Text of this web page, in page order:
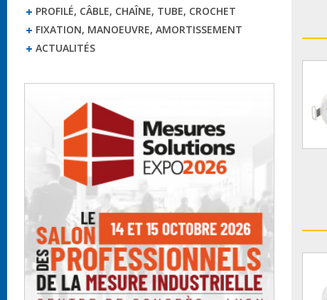
PROFILÉ, CÂBLE, CHAÎNE, TUBE, CROCHET
FIXATION, MANOEUVRE, AMORTISSEMENT
ACTUALITÉS